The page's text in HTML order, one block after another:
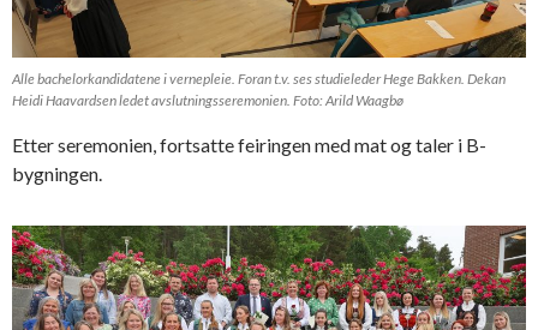
Alle bachelorkandidatene i vernepleie. Foran t.v. ses studieleder Hege Bakken. Dekan
Heidi Haavardsen ledet avslutningsseremonien. Foto: Arild Waagbø
Etter seremonien, fortsatte feiringen med mat og taler i B-
bygningen.